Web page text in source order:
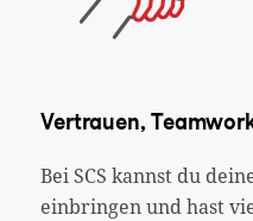
Vertrauen,
Bei SCS kannst du
einbringen und hast